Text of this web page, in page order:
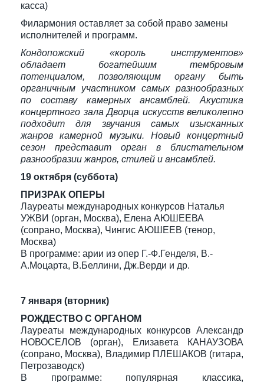
касса)
Филармония оставляет за собой право замены
исполнителей и программ.
Кондопожский «король инструментов»
обладает богатейшим тембровым
потенциалом, позволяющим органу быть
органичным участником самых разнообразных
по составу камерных ансамблей. Акустика
концертного зала Дворца искусств великолепно
подходит для звучания самых изысканных
жанров камерной музыки. Новый концертный
сезон представит орган в блистательном
разнообразии жанров, стилей и ансамблей.
19 октября (суббота)
ПРИЗРАК ОПЕРЫ
Лауреаты международных конкурсов Наталья
УЖВИ (орган, Москва), Елена АЮШЕЕВА
(сопрано, Москва), Чингис АЮШЕЕВ (тенор,
Москва)
В программе: арии из опер Г.-Ф.Генделя, В.-
А.Моцарта, В.Беллини, Дж.Верди и др.
7 января (вторник)
РОЖДЕСТВО С ОРГАНОМ
Лауреаты международных конкурсов Александр
НОВОСЕЛОВ (орган), Елизавета КАНАУЗОВА
(сопрано, Москва), Владимир ПЛЕШАКОВ (гитара,
Петрозаводск)
В программе: популярная классика,